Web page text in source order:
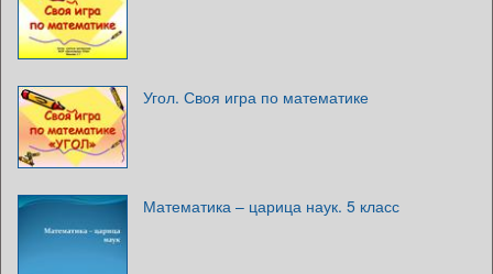
Угол. Своя игра по математике
Математика – царица наук. 5 класс